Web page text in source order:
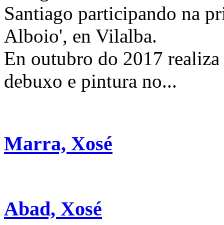
Santiago participando na
Alboio', en Vilalba.
En outubro do 2017
debuxo e pintura no...
Marra, Xosé
Abad, Xosé